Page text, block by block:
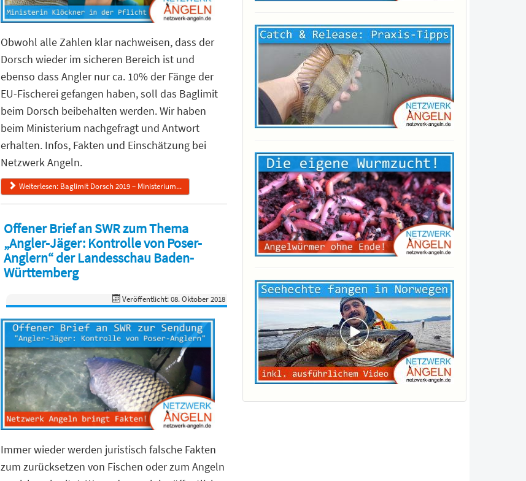
Obwohl alle Zahlen klar nachweisen, dass der
Dorsch wieder im sicheren Bereich ist und
ebenso dass Angler nur ca. 10% der Fänge der
EU-Fischerei gefangen haben, soll das Baglimit
beim Dorsch beibehalten werden. Wir haben
beim Ministerium nachgefragt und Antwort
erhalten. Infos, Fakten und Einschätzung bei
Netzwerk Angeln.
Weiterlesen: Baglimit Dorsch 2019 – Ministerium...
Offener Brief an SWR zum Thema
„Angler-Jäger: Kontrolle von Poser-
Anglern“ der Landesschau Baden-
Württemberg
Veröffentlicht: 08. Oktober 2018
Immer wieder werden juristisch falsche Fakten
zum zurücksetzen von Fischen oder zum Angeln